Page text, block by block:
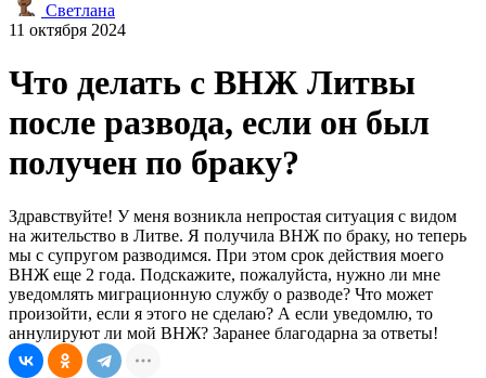
Светлана
11 октября 2024
Что делать с ВНЖ Литвы
после развода, если он был
получен по браку?
Здравствуйте! У меня возникла непростая ситуация с видом
на жительство в Литве. Я получила ВНЖ по браку, но теперь
мы с супругом разводимся. При этом срок действия моего
ВНЖ еще 2 года. Подскажите, пожалуйста, нужно ли мне
уведомлять миграционную службу о разводе? Что может
произойти, если я этого не сделаю? А если уведомлю, то
аннулируют ли мой ВНЖ? Заранее благодарна за ответы!